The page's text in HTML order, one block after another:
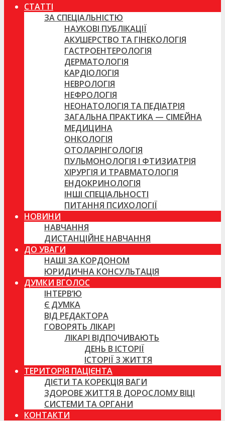
СТАТТІ
ЗА СПЕЦІАЛЬНІСТЮ
НАУКОВІ ПУБЛІКАЦІЇ
АКУШЕРСТВО ТА ГІНЕКОЛОГІЯ
ГАСТРОЕНТЕРОЛОГІЯ
ДЕРМАТОЛОГІЯ
КАРДІОЛОГІЯ
НЕВРОЛОГІЯ
НЕФРОЛОГІЯ
НЕОНАТОЛОГІЯ ТА ПЕДІАТРІЯ
ЗАГАЛЬНА ПРАКТИКА — СІМЕЙНА
МЕДИЦИНА
ОНКОЛОГІЯ
ОТОЛАРІНГОЛОГІЯ
ПУЛЬМОНОЛОГІЯ І ФТИЗИАТРІЯ
ХІРУРГІЯ И ТРАВМАТОЛОГІЯ
ЕНДОКРИНОЛОГІЯ
ІНШІ СПЕЦІАЛЬНОСТІ
ПИТАННЯ ПСИХОЛОГІЇ
НОВИНИ
НАВЧАННЯ
ДИСТАНЦІЙНЕ НАВЧАННЯ
ДО УВАГИ
НАШІ ЗА КОРДОНОМ
ЮРИДИЧНА КОНСУЛЬТАЦІЯ
ДУМКИ ВГОЛОС
ІНТЕРВ’Ю
Є ДУМКА
ВІД РЕДАКТОРА
ГОВОРЯТЬ ЛІКАРІ
ЛІКАРІ ВІДПОЧИВАЮТЬ
ДЕНЬ В ІСТОРІЇ
ІСТОРІЇ З ЖИТТЯ
ТЕРИТОРІЯ ПАЦІЄНТА
ДІЄТИ ТА КОРЕКЦІЯ ВАГИ
ЗДОРОВЕ ЖИТТЯ В ДОРОСЛОМУ ВІЦІ
СИСТЕМИ ТА ОРГАНИ
КОНТАКТИ